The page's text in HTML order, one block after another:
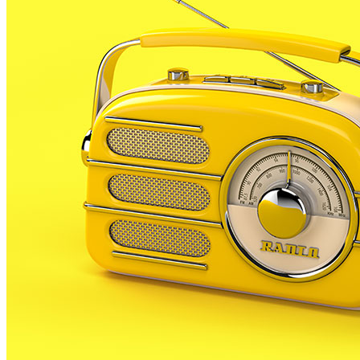
seguit d’activitats ambientades en la nit més mística
de tot l’any, la nit de Sant Joan. Des de les 6 de la
tarda i fins a les 10 de la nit, el carrer Major i la Plaça
Major acolliran espectacles molt variats per tota la
La plaça de l’Ajuntament serà un dels escenaris on es
podrà gaudir d’aquesta fira temàtica on es podran
trobar diverses parades relacionades amb el món de
l’esoterisme. En la Nit d’Oracles es podrà preveure el
futur o estaran a l’abast objectes molt diversos per
millorar situacions que poden amoïnar a les
persones, com ara amulets, espelmes, entre d’altres
productes màgics. En Francesc Treserres, President
de l’Associació de Comerciants i Empresaris de